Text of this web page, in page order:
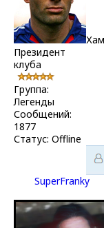
Президент
клуба
Группа:
Легенды
Сообщений:
1877
Статус: Offline
SuperFranky